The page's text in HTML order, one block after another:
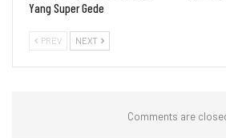
Yang Super Gede
PREV NEXT
Comments are